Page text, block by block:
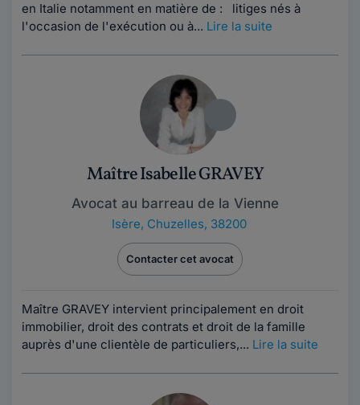
en Italie notamment en matière de : litiges nés à
l'occasion de l'exécution ou à... Lire la suite
Maître Isabelle GRAVEY
Avocat au barreau de la Vienne
Isère, Chuzelles, 38200
Contacter cet avocat
Maître GRAVEY intervient principalement en droit
immobilier, droit des contrats et droit de la famille
auprès d'une clientèle de particuliers,... Lire la suite